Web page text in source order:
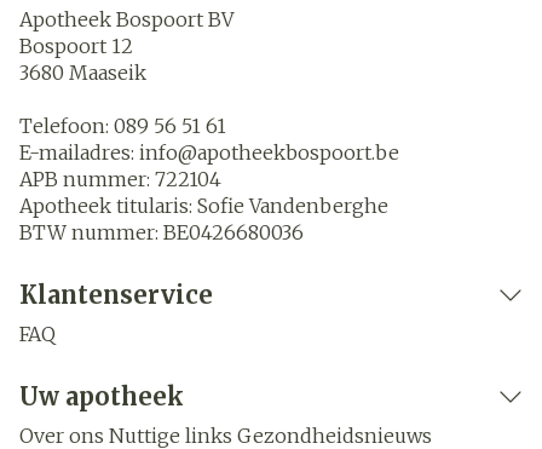
Apotheek Bospoort BV
Bospoort 12
3680 Maaseik
Telefoon: 089 56 51 61
E-mailadres: info@apotheekbospoort.be
APB nummer: 722104
Apotheek titularis: Sofie Vandenberghe
BTW nummer: BE0426680036
Klantenservice
FAQ
Uw apotheek
Over ons Nuttige links Gezondheidsnieuws